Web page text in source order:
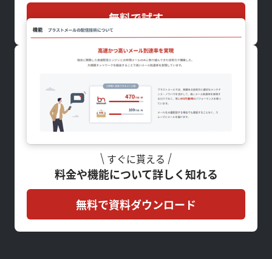
無料で試す
すぐに貰える
料金や機能について詳しく知れる
無料で資料ダウンロード